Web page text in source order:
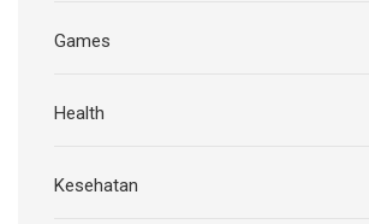
Games
Health
Kesehatan